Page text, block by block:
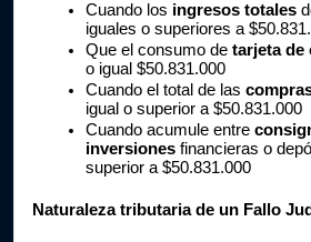
Cuando los ingresos totales
iguales o superiores a
Que el consumo de tarjeta de
o igual $50.831.000
Cuando el total de las
igual o superior a $50.831.000
Cuando acumule entre
inversiones financieras o
superior a $50.831.000
Naturaleza tributaria de un Fallo